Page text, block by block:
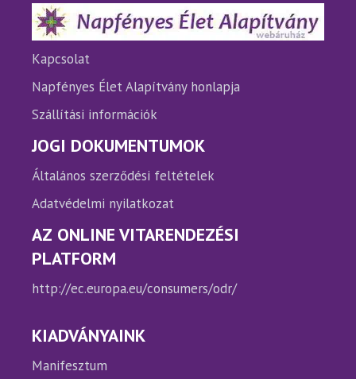
termékoldalon
választhatók
ki
ki
Kapcsolat
Napfényes Élet Alapítvány honlapja
Szállítási információk
JOGI DOKUMENTUMOK
Általános szerződési feltételek
Adatvédelmi nyilatkozat
AZ ONLINE VITARENDEZÉSI
PLATFORM
http://ec.europa.eu/consumers/odr/
KIADVÁNYAINK
Manifesztum